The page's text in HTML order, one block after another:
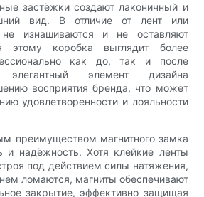
застёжки создают лаконичный и
вид. В отличие от лент или
изнашиваются и не оставляют
этому коробка выглядит более
как до, так и после
элемент дизайна
восприятия бренда, что может
удовлетворенности и лояльности
преимуществом магнитного замка
и надёжность. Хотя клейкие ленты
под действием силы натяжения,
ломаются, магниты обеспечивают
закрытие, эффективно защищая